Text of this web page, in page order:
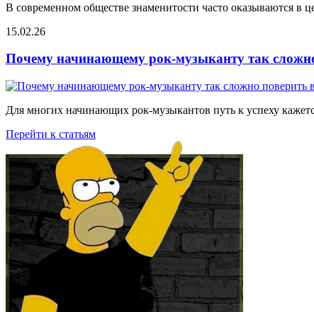
В современном обществе знаменитости часто оказываются в
15.02.26
Почему начинающему рок-музыканту так
Для многих начинающих рок-музыкантов путь к успеху
Перейти к статьям